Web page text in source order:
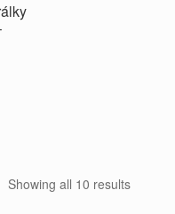
Showing all 10 results